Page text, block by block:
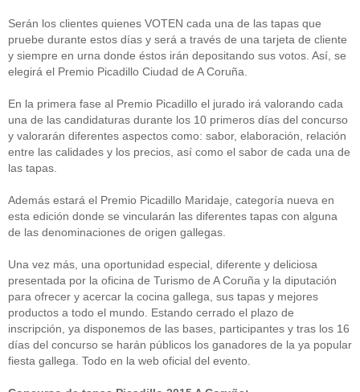
Serán los clientes quienes VOTEN cada una de las tapas que
pruebe durante estos días y será a través de una tarjeta de cliente
y siempre en urna donde éstos irán depositando sus votos. Así, se
elegirá el Premio Picadillo Ciudad de A Coruña.
En la primera fase al Premio Picadillo el jurado irá valorando cada
una de las candidaturas durante los 10 primeros días del concurso
y valorarán diferentes aspectos como: sabor, elaboración, relación
entre las calidades y los precios, así como el sabor de cada una de
las tapas.
Además estará el Premio Picadillo Maridaje, categoría nueva en
esta edición donde se vincularán las diferentes tapas con alguna
de las denominaciones de origen gallegas.
Una vez más, una oportunidad especial, diferente y deliciosa
presentada por la oficina de Turismo de A Coruña y la diputación
para ofrecer y acercar la cocina gallega, sus tapas y mejores
productos a todo el mundo. Estando cerrado el plazo de
inscripción, ya disponemos de las bases, participantes y tras los 16
días del concurso se harán públicos los ganadores de la ya popular
fiesta gallega. Todo en la web oficial del evento.